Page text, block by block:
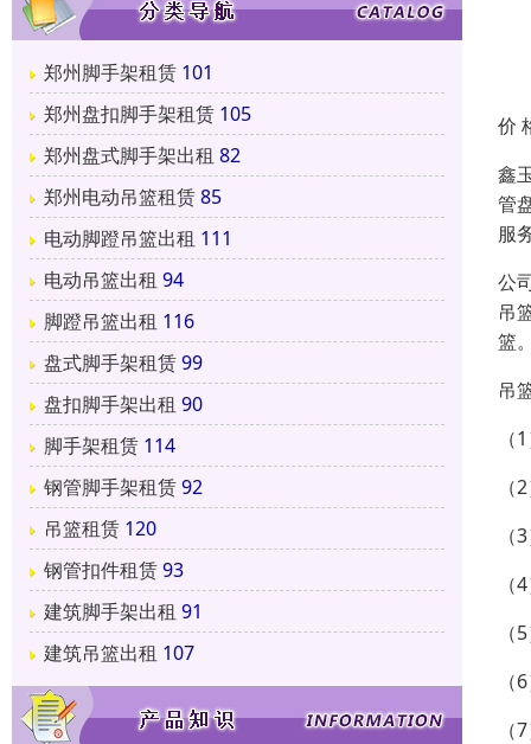
郑州脚手架租赁 101
郑州盘扣脚手架租赁 105
郑州盘式脚手架出租 82
郑州电动吊篮租赁85
电动脚蹬吊篮出租 111
电动吊篮出租 94
脚蹬吊篮出租 116
盘式脚手架租赁99
盘扣脚手架出租 90
脚手架租赁 114
钢管脚手架租赁92
吊篮租赁 120
钢管扣件租赁93
建筑脚手架出租 91
建筑吊篮出租 107
价
鑫
管
服
公
吊
篮
吊
（